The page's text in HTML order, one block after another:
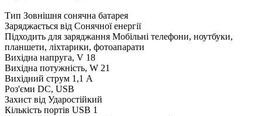
Тип Зовнішня сонячна батарея
Заряджається від Сонячної енергії
Підходить для заряджання Мобільні телефони, ноутбуки,
планшети, ліхтарики, фотоапарати
Вихідна напруга, V 18
Вихідна потужність, W 21
Вихідний струм 1,1 А
Роз'єми DC, USB
Захист від Ударостійкий
Кількість портів USB 1